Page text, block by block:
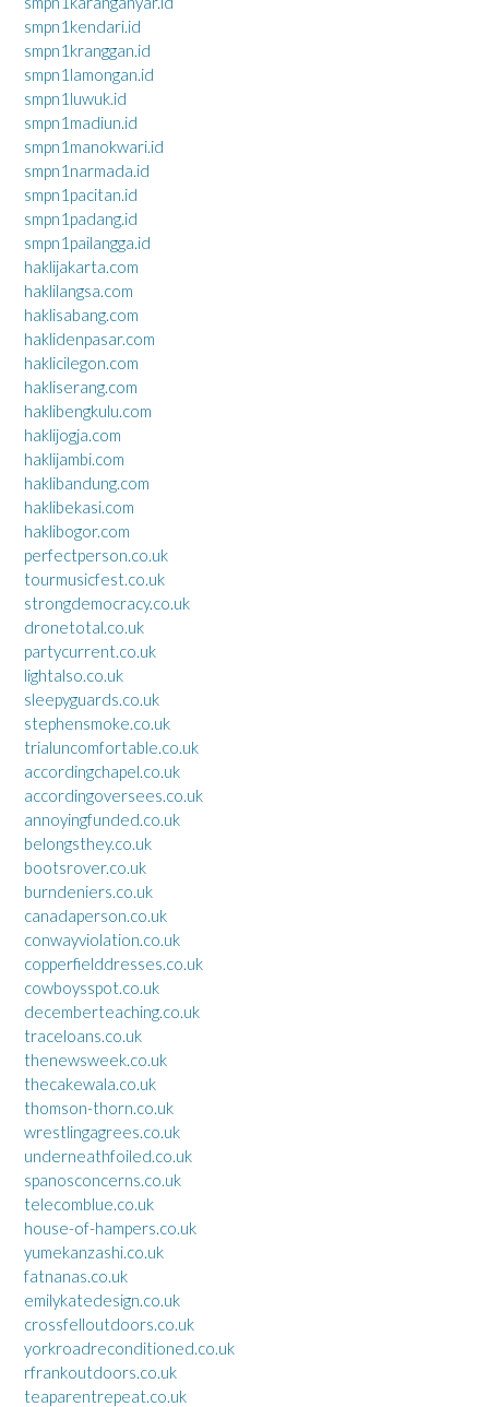
smpn1kendari.id
smpn1kranggan.id
smpn1lamongan.id
smpn1luwuk.id
smpn1madiun.id
smpn1manokwari.id
smpn1narmada.id
smpn1pacitan.id
smpn1padang.id
smpn1pailangga.id
haklijakarta.com
haklilangsa.com
haklisabang.com
haklidenpasar.com
haklicilegon.com
hakliserang.com
haklibengkulu.com
haklijogja.com
haklijambi.com
haklibandung.com
haklibekasi.com
haklibogor.com
perfectperson.co.uk
tourmusicfest.co.uk
strongdemocracy.co.uk
dronetotal.co.uk
partycurrent.co.uk
lightalso.co.uk
sleepyguards.co.uk
stephensmoke.co.uk
trialuncomfortable.co.uk
accordingchapel.co.uk
accordingoversees.co.uk
annoyingfunded.co.uk
belongsthey.co.uk
bootsrover.co.uk
burndeniers.co.uk
canadaperson.co.uk
conwayviolation.co.uk
copperfielddresses.co.uk
cowboysspot.co.uk
decemberteaching.co.uk
traceloans.co.uk
thenewsweek.co.uk
thecakewala.co.uk
thomson-thorn.co.uk
wrestlingagrees.co.uk
underneathfoiled.co.uk
spanosconcerns.co.uk
telecomblue.co.uk
house-of-hampers.co.uk
yumekanzashi.co.uk
fatnanas.co.uk
emilykatedesign.co.uk
crossfelloutdoors.co.uk
yorkroadreconditioned.co.uk
rfrankoutdoors.co.uk
teaparentrepeat.co.uk